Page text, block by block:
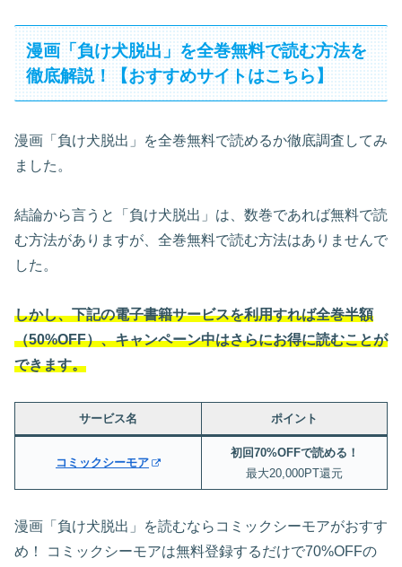
漫画「負け犬脱出」を全巻無料で読む方法を
徹底解説！【おすすめサイトはこちら】
漫画「負け犬脱出」を全巻無料で読めるか徹底調査してみ
ました。
結論から言うと「負け犬脱出」は、数巻であれば無料で読
む方法がありますが、全巻無料で読む方法はありませんで
した。
しかし、下記の電子書籍サービスを利用すれば全巻半額
（50%OFF）、キャンペーン中はさらにお得に読むことが
できます。
サービス名 ポイント
コミックシーモア
初回70%OFFで読める！
最大20,000PT還元
漫画「負け犬脱出」を読むならコミックシーモアがおすす
め！ コミックシーモアは無料登録するだけで70%OFFの